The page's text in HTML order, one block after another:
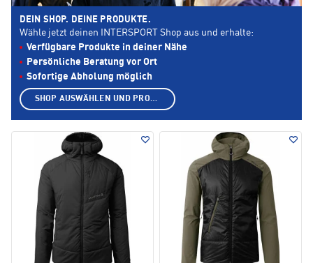
DEIN SHOP. DEINE PRODUKTE.
Wähle jetzt deinen INTERSPORT Shop aus und erhalte:
Verfügbare Produkte in deiner Nähe
Persönliche Beratung vor Ort
Sofortige Abholung möglich
SHOP AUSWÄHLEN UND PRODUKTE ANZEIGEN